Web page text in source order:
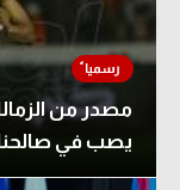
مصدر من
يصب في